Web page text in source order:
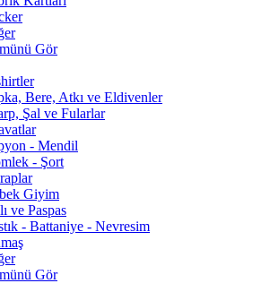
Gör
Bere, Atkı ve Eldivenler
Şal ve Fularlar
- Mendil
- Şort
Giyim
ve Paspas
- Battaniye - Nevresim
Gör